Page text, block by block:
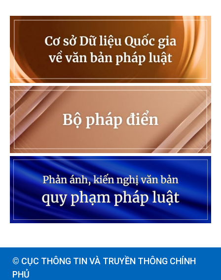
© CỤC THÔNG TIN VÀ TRUYỀN THÔNG CHÍNH
PHỦ